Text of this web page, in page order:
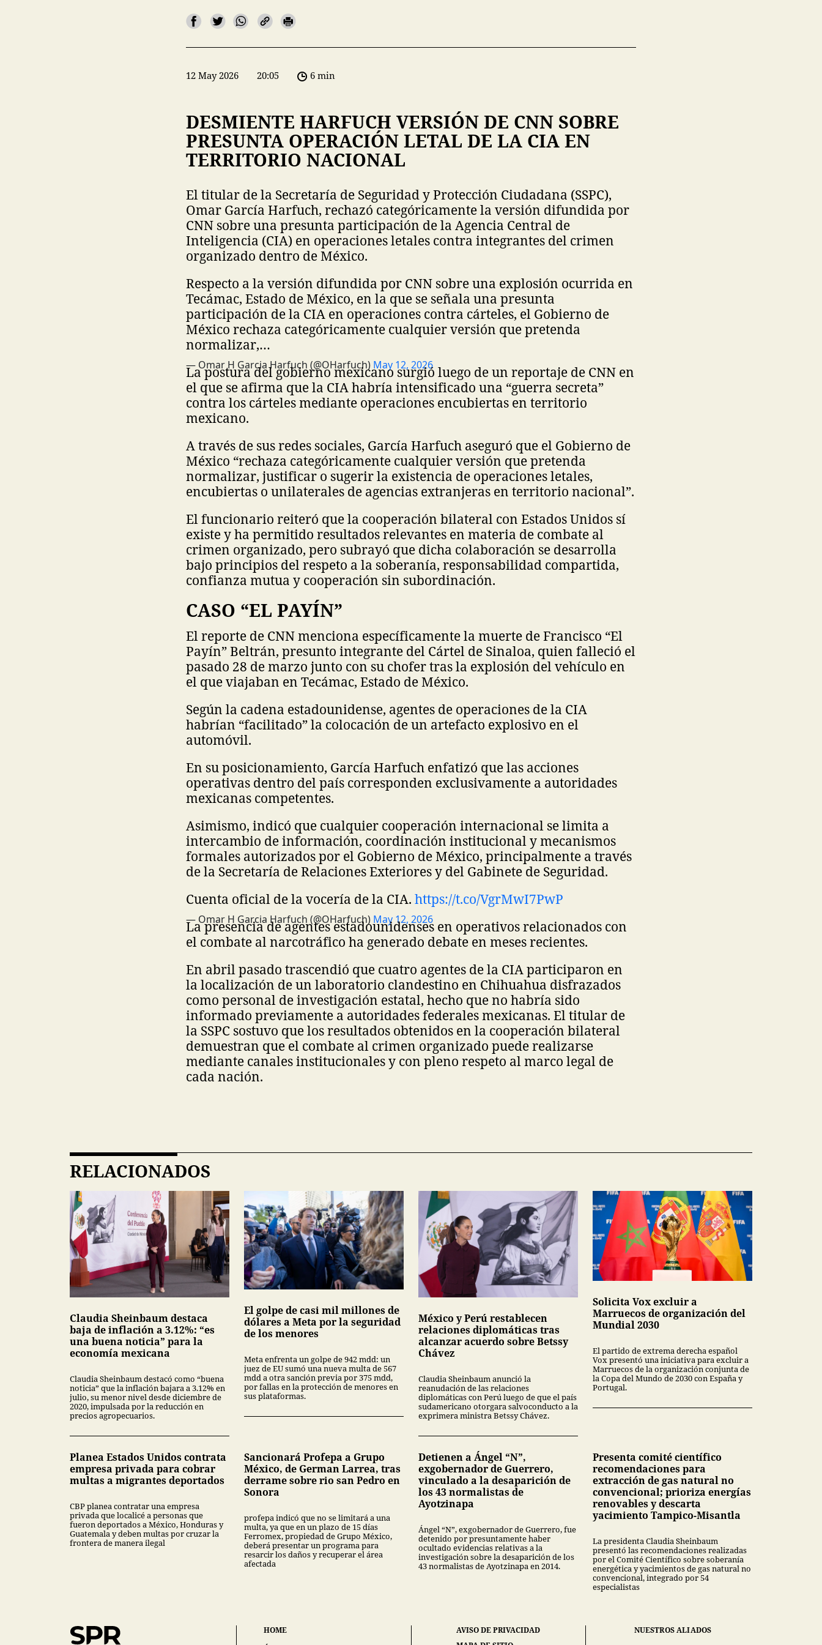
12 May 2026 20:05 6 min
DESMIENTE HARFUCH VERSIÓN DE CNN SOBRE
PRESUNTA OPERACIÓN LETAL DE LA CIA EN
TERRITORIO NACIONAL
El titular de la Secretaría de Seguridad y Protección Ciudadana (SSPC),
Omar García Harfuch, rechazó categóricamente la versión difundida por
CNN sobre una presunta participación de la Agencia Central de
Inteligencia (CIA) en operaciones letales contra integrantes del crimen
organizado dentro de México.
Respecto a la versión difundida por CNN sobre una explosión ocurrida en
Tecámac, Estado de México, en la que se señala una presunta
participación de la CIA en operaciones contra cárteles, el Gobierno de
México rechaza categóricamente cualquier versión que pretenda
normalizar,…
— Omar H Garcia Harfuch (@OHarfuch) May 12, 2026
La postura del gobierno mexicano surgió luego de un reportaje de CNN en
el que se afirma que la CIA habría intensificado una “guerra secreta”
contra los cárteles mediante operaciones encubiertas en territorio
mexicano.
A través de sus redes sociales, García Harfuch aseguró que el Gobierno de
México “rechaza categóricamente cualquier versión que pretenda
normalizar, justificar o sugerir la existencia de operaciones letales,
encubiertas o unilaterales de agencias extranjeras en territorio nacional”.
El funcionario reiteró que la cooperación bilateral con Estados Unidos sí
existe y ha permitido resultados relevantes en materia de combate al
crimen organizado, pero subrayó que dicha colaboración se desarrolla
bajo principios del respeto a la soberanía, responsabilidad compartida,
confianza mutua y cooperación sin subordinación.
CASO “EL PAYÍN”
El reporte de CNN menciona específicamente la muerte de Francisco “El
Payín” Beltrán, presunto integrante del Cártel de Sinaloa, quien falleció el
pasado 28 de marzo junto con su chofer tras la explosión del vehículo en
el que viajaban en Tecámac, Estado de México.
Según la cadena estadounidense, agentes de operaciones de la CIA
habrían “facilitado” la colocación de un artefacto explosivo en el
automóvil.
En su posicionamiento, García Harfuch enfatizó que las acciones
operativas dentro del país corresponden exclusivamente a autoridades
mexicanas competentes.
Asimismo, indicó que cualquier cooperación internacional se limita a
intercambio de información, coordinación institucional y mecanismos
formales autorizados por el Gobierno de México, principalmente a través
de la Secretaría de Relaciones Exteriores y del Gabinete de Seguridad.
Cuenta oficial de la vocería de la CIA. https://t.co/VgrMwI7PwP
— Omar H Garcia Harfuch (@OHarfuch) May 12, 2026
La presencia de agentes estadounidenses en operativos relacionados con
el combate al narcotráfico ha generado debate en meses recientes.
En abril pasado trascendió que cuatro agentes de la CIA participaron en
la localización de un laboratorio clandestino en Chihuahua disfrazados
como personal de investigación estatal, hecho que no habría sido
informado previamente a autoridades federales mexicanas. El titular de
la SSPC sostuvo que los resultados obtenidos en la cooperación bilateral
demuestran que el combate al crimen organizado puede realizarse
mediante canales institucionales y con pleno respeto al marco legal de
cada nación.
RELACIONADOS
Claudia Sheinbaum destaca
baja de inflación a 3.12%: “es
una buena noticia” para la
economía mexicana
Claudia Sheinbaum destacó como “buena
noticia” que la inflación bajara a 3.12% en
julio, su menor nivel desde diciembre de
2020, impulsada por la reducción en
precios agropecuarios.
El golpe de casi mil millones de
dólares a Meta por la seguridad
de los menores
Meta enfrenta un golpe de 942 mdd: un
juez de EU sumó una nueva multa de 567
mdd a otra sanción previa por 375 mdd,
por fallas en la protección de menores en
sus plataformas.
México y Perú restablecen
relaciones diplomáticas tras
alcanzar acuerdo sobre Betssy
Chávez
Claudia Sheinbaum anunció la
reanudación de las relaciones
diplomáticas con Perú luego de que el país
sudamericano otorgara salvoconducto a la
exprimera ministra Betssy Chávez.
Solicita Vox excluir a
Marruecos de organización del
Mundial 2030
El partido de extrema derecha español
Vox presentó una iniciativa para excluir a
Marruecos de la organización conjunta de
la Copa del Mundo de 2030 con España y
Portugal.
Planea Estados Unidos contrata
empresa privada para cobrar
multas a migrantes deportados
CBP planea contratar una empresa
privada que localicé a personas que
fueron deportados a México, Honduras y
Guatemala y deben multas por cruzar la
frontera de manera ilegal
Sancionará Profepa a Grupo
México, de German Larrea, tras
derrame sobre rio san Pedro en
Sonora
profepa indicó que no se limitará a una
multa, ya que en un plazo de 15 días
Ferromex, propiedad de Grupo México,
deberá presentar un programa para
resarcir los daños y recuperar el área
afectada
Detienen a Ángel “N”,
exgobernador de Guerrero,
vinculado a la desaparición de
los 43 normalistas de
Ayotzinapa
Ángel “N”, exgobernador de Guerrero, fue
detenido por presuntamente haber
ocultado evidencias relativas a la
investigación sobre la desaparición de los
43 normalistas de Ayotzinapa en 2014.
Presenta comité científico
recomendaciones para
extracción de gas natural no
convencional; prioriza energías
renovables y descarta
yacimiento Tampico-Misantla
La presidenta Claudia Sheinbaum
presentó las recomendaciones realizadas
por el Comité Científico sobre soberanía
energética y yacimientos de gas natural no
convencional, integrado por 54
especialistas
HOME
AVISO DE PRIVACIDAD
NUESTROS ALIADOS